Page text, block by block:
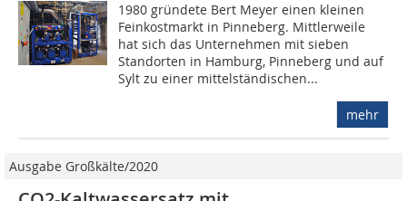
1980 gründete Bert Meyer einen kleinen
Feinkostmarkt in Pinneberg. Mittlerweile
hat sich das Unternehmen mit sieben
Standorten in Hamburg, Pinneberg und auf
Sylt zu einer mittelständischen...
mehr
Ausgabe Großkälte/2020